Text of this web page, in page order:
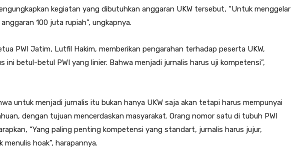
kegiatan yang dibutuhkan anggaran UKW tersebut, “Untuk menggelar
100 juta rupiah”, ungkapnya.
PWI Jatim, Lutfil Hakim, memberikan pengarahan terhadap peserta UKW,
ini betul-betul PWI yang linier. Bahwa menjadi jurnalis harus uji kompetensi”,
untuk menjadi jurnalis itu bukan hanya UKW saja akan tetapi harus mempunyai
dengan tujuan mencerdaskan masyarakat. Orang nomor satu di tubuh PWI
“Yang paling penting kompetensi yang standart, jurnalis harus jujur,
hoak”, harapannya.